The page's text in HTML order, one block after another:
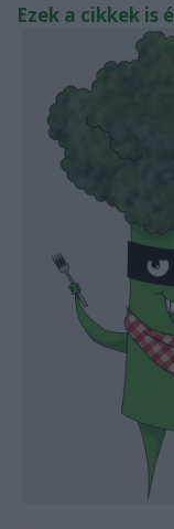
Ezek a cikkek is